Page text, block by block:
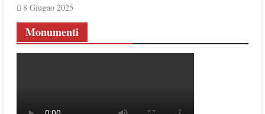
8 Giugno 2025
Monumenti